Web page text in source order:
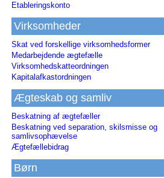
Etableringskonto
Virksomheder
Skat ved forskellige virksomhedsformer
Medarbejdende ægtefælle
Virksomhedskatteordningen
Kapitalafkastordningen
Ægteskab og samliv
Beskatning af ægtefæller
Beskatning ved separation, skilsmisse og
samlivsophævelse
Ægtefællebidrag
Børn